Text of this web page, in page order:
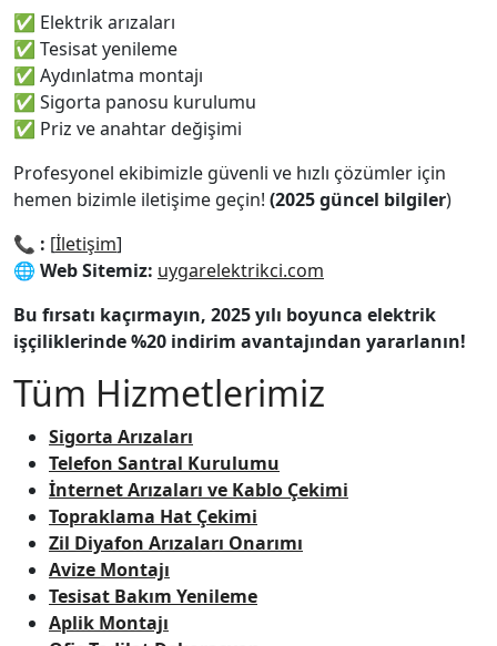
✅ Elektrik arızaları
✅ Tesisat yenileme
✅ Aydınlatma montajı
✅ Sigorta panosu kurulumu
✅ Priz ve anahtar değişimi
Profesyonel ekibimizle güvenli ve hızlı çözümler için
hemen bizimle iletişime geçin! (2025 güncel bilgiler)
📞 : [İletişim]
🌐 Web Sitemiz: uygarelektrikci.com
Bu fırsatı kaçırmayın, 2025 yılı boyunca elektrik
işçiliklerinde %20 indirim avantajından yararlanın!
Tüm Hizmetlerimiz
Sigorta Arızaları
Telefon Santral Kurulumu
İnternet Arızaları ve Kablo Çekimi
Topraklama Hat Çekimi
Zil Diyafon Arızaları Onarımı
Avize Montajı
Tesisat Bakım Yenileme
Aplik Montajı